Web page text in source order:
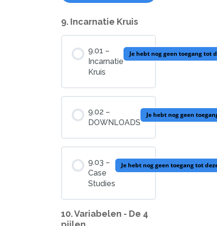
9. Incarnatie Kruis
9.01 –
Incarnatie
Kruis
Je hebt nog geen toegang tot
9.02 –
DOWNLOADS
Je hebt nog geen
9.03 –
Case
Studies
Je hebt nog geen toegang tot
10. Variabelen - De 4